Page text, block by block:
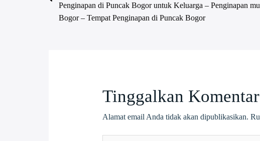
Penginapan di Puncak Bogor untuk Keluarga – Penginapan
Bogor – Tempat Penginapan di Puncak Bogor
Tinggalkan Komentar
Alamat email Anda tidak akan dipublikasikan.